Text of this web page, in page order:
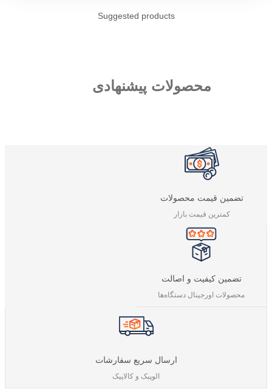
Suggested products
محصولات پیشنهادی
تضمین قیمت محصولات
کمترین قیمت بازار
تضمین کیفیت و اصالت
محصولات اورجینال دستگاه‌ها
ارسال سریع سفارشات
الوپیک و کالاپیک